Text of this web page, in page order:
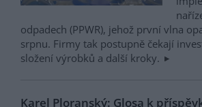
odpadech (PPWR), jehož první vlna
srpnu. Firmy tak postupně čekají
složení výrobků a další kroky.
Karel Ploranský: Glosa k